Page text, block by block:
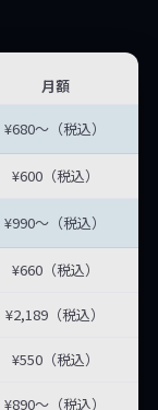
月額
¥680〜（税込）
¥600（税込）
¥990〜（税込）
¥660（税込）
¥2,189（税込）
¥550（税込）
¥890〜（税込）